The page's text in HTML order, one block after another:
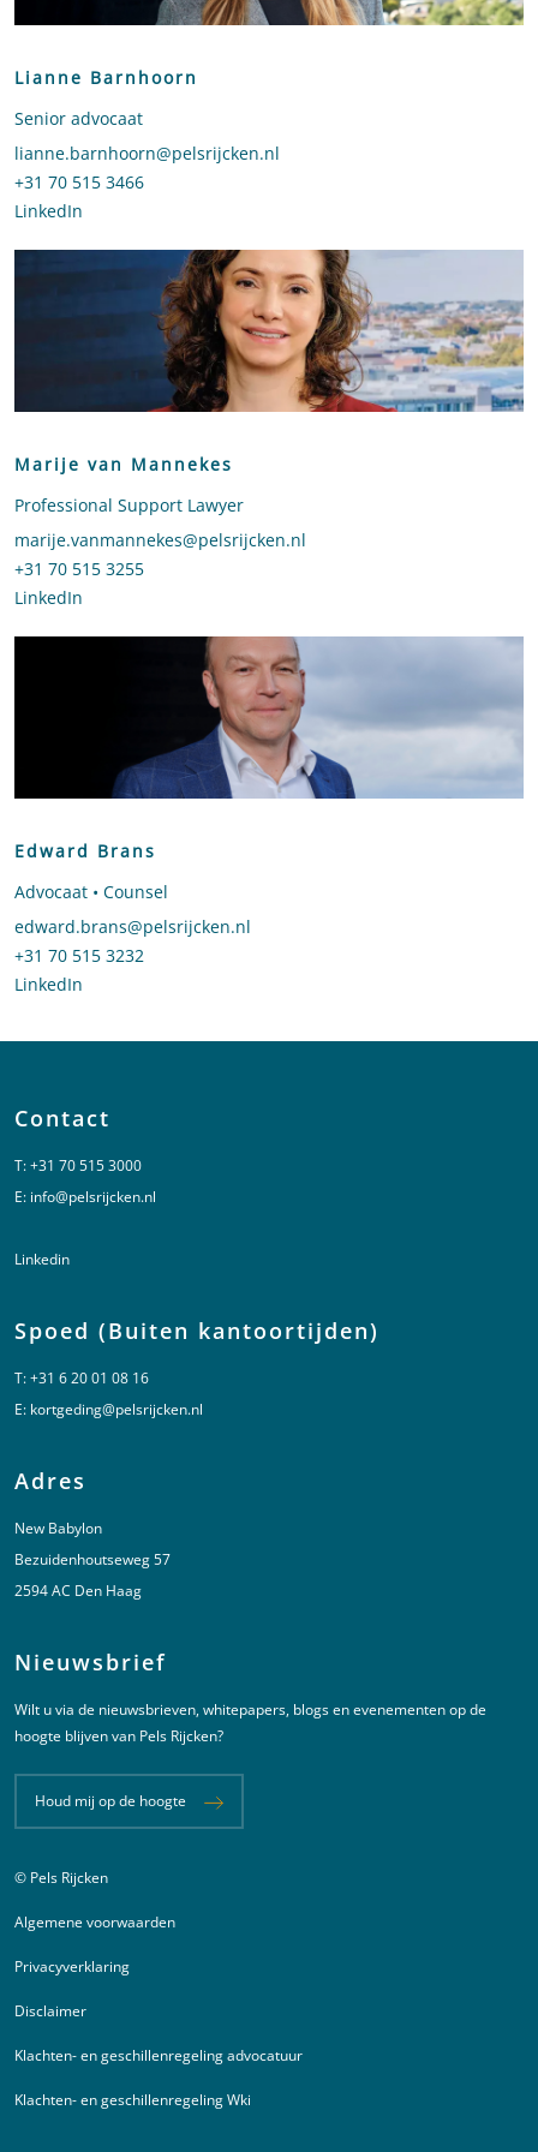
Lianne Barnhoorn
Senior advocaat
Stuur een e-mail naar Lianne Barnhoorn
lianne.barnhoorn@pelsrijcken.nl
Bel naar Lianne Barnhoorn
+31 70 515 3466
LinkedIn
Marije van Mannekes
Professional Support Lawyer
Stuur een e-mail naar Marije van Mannekes
marije.vanmannekes@pelsrijcken.nl
Bel naar Marije van Mannekes
+31 70 515 3255
LinkedIn
Edward Brans
Advocaat • Counsel
Stuur een e-mail naar Edward Brans
edward.brans@pelsrijcken.nl
Bel naar Edward Brans
+31 70 515 3232
LinkedIn
Contact
T:+31 70 515 3000
E: info@pelsrijcken.nl
Linkedin
Spoed (Buiten kantoortijden)
T:+31 6 20 01 08 16
E: kortgeding@pelsrijcken.nl
Adres
New Babylon
Bezuidenhoutseweg 57
2594 AC Den Haag
Nieuwsbrief
Wilt u via de nieuwsbrieven, whitepapers, blogs en evenementen op de
hoogte blijven van Pels Rijcken?
Houd mij op de hoogte
Juridische informatie
© Pels Rijcken
Algemene voorwaarden
Privacyverklaring
Disclaimer
Klachten- en geschillenregeling advocatuur
Klachten- en geschillenregeling Wki